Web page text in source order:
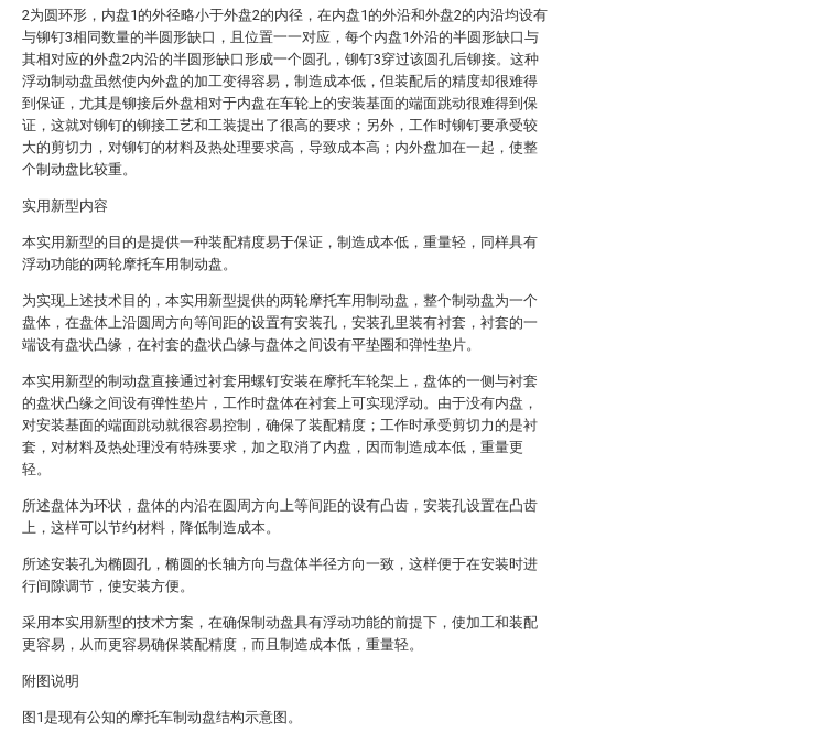
2为圆环形，内盘1的外径略小于外盘2的内径，在内盘1的外沿和外盘2的内沿均设有
与铆钉3相同数量的半圆形缺口，且位置一一对应，每个内盘1外沿的半圆形缺口与
其相对应的外盘2内沿的半圆形缺口形成一个圆孔，铆钉3穿过该圆孔后铆接。这种
浮动制动盘虽然使内外盘的加工变得容易，制造成本低，但装配后的精度却很难得
到保证，尤其是铆接后外盘相对于内盘在车轮上的安装基面的端面跳动很难得到保
证，这就对铆钉的铆接工艺和工装提出了很高的要求；另外，工作时铆钉要承受较
大的剪切力，对铆钉的材料及热处理要求高，导致成本高；内外盘加在一起，使整
个制动盘比较重。
实用新型内容
本实用新型的目的是提供一种装配精度易于保证，制造成本低，重量轻，同样具有
浮动功能的两轮摩托车用制动盘。
为实现上述技术目的，本实用新型提供的两轮摩托车用制动盘，整个制动盘为一个
盘体，在盘体上沿圆周方向等间距的设置有安装孔，安装孔里装有衬套，衬套的一
端设有盘状凸缘，在衬套的盘状凸缘与盘体之间设有平垫圈和弹性垫片。
本实用新型的制动盘直接通过衬套用螺钉安装在摩托车轮架上，盘体的一侧与衬套
的盘状凸缘之间设有弹性垫片，工作时盘体在衬套上可实现浮动。由于没有内盘，
对安装基面的端面跳动就很容易控制，确保了装配精度；工作时承受剪切力的是衬
套，对材料及热处理没有特殊要求，加之取消了内盘，因而制造成本低，重量更
轻。
所述盘体为环状，盘体的内沿在圆周方向上等间距的设有凸齿，安装孔设置在凸齿
上，这样可以节约材料，降低制造成本。
所述安装孔为椭圆孔，椭圆的长轴方向与盘体半径方向一致，这样便于在安装时进
行间隙调节，使安装方便。
采用本实用新型的技术方案，在确保制动盘具有浮动功能的前提下，使加工和装配
更容易，从而更容易确保装配精度，而且制造成本低，重量轻。
附图说明
图1是现有公知的摩托车制动盘结构示意图。